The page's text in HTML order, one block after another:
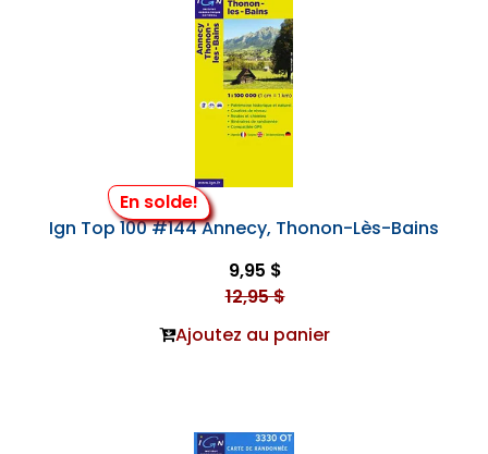
En solde!
Ign Top 100 #144 Annecy, Thonon-Lès-Bains
9,95 $
12,95 $
Ajoutez au panier